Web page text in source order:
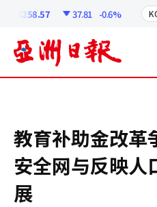
6258.57 37.81 -0.6%
教育补助金改革
安全网与反映人
展